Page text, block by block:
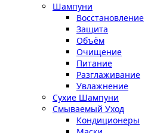
Шампуни
Восстановление
Защита
Объём
Очищение
Питание
Разглаживание
Увлажнение
Сухие Шампуни
Смываемый Уход
Кондиционеры